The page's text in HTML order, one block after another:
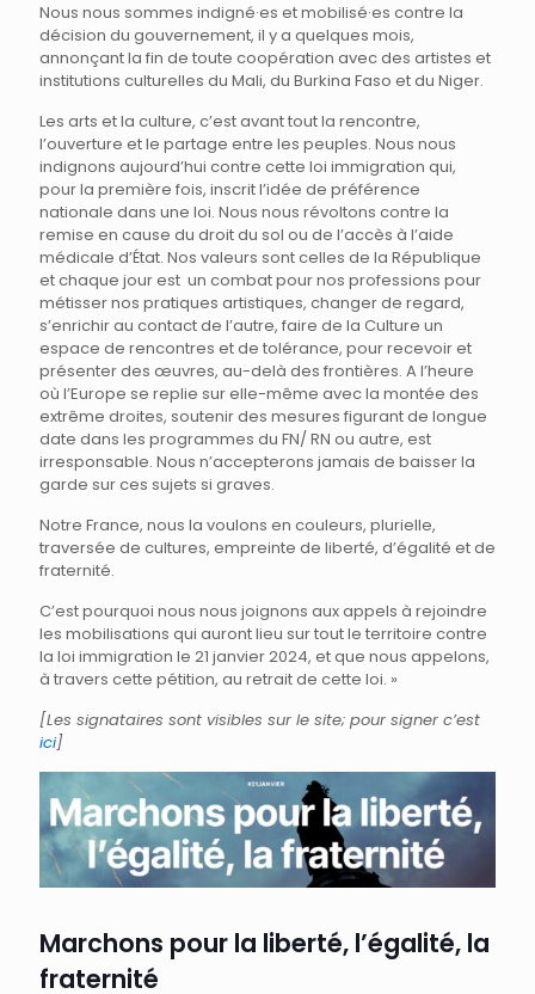
Nous nous sommes indigné·es et mobilisé·es contre la
décision du gouvernement, il y a quelques mois,
annonçant la fin de toute coopération avec des artistes et
institutions culturelles du Mali, du Burkina Faso et du Niger.
Les arts et la culture, c’est avant tout la rencontre,
l’ouverture et le partage entre les peuples. Nous nous
indignons aujourd’hui contre cette loi immigration qui,
pour la première fois, inscrit l’idée de préférence
nationale dans une loi. Nous nous révoltons contre la
remise en cause du droit du sol ou de l’accès à l’aide
médicale d’État. Nos valeurs sont celles de la République
et chaque jour est un combat pour nos professions pour
métisser nos pratiques artistiques, changer de regard,
s’enrichir au contact de l’autre, faire de la Culture un
espace de rencontres et de tolérance, pour recevoir et
présenter des œuvres, au-delà des frontières. A l’heure
où l’Europe se replie sur elle-même avec la montée des
extrême droites, soutenir des mesures figurant de longue
date dans les programmes du FN/ RN ou autre, est
irresponsable. Nous n’accepterons jamais de baisser la
garde sur ces sujets si graves.
Notre France, nous la voulons en couleurs, plurielle,
traversée de cultures, empreinte de liberté, d’égalité et de
fraternité.
C’est pourquoi nous nous joignons aux appels à rejoindre
les mobilisations qui auront lieu sur tout le territoire contre
la loi immigration le 21 janvier 2024, et que nous appelons,
à travers cette pétition, au retrait de cette loi. »
[Les signataires sont visibles sur le site; pour signer c’est
ici]
Marchons pour la liberté, l’égalité, la
fraternité